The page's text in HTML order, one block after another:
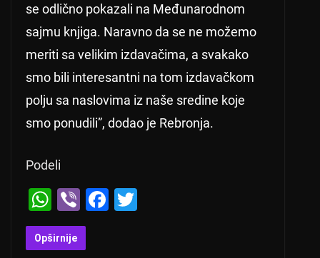
se odlično pokazali na Međunarodnom
sajmu knjiga. Naravno da se ne možemo
meriti sa velikim izdavačima, a svakako
smo bili interesantni na tom izdavačkom
polju sa naslovima iz naše sredine koje
smo ponudili”, dodao je Rebronja.
Podeli
W
h
at
Vi
b
er
F
Opširnije